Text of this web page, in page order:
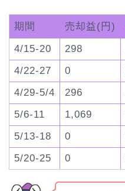
期間 売却益(円)
4/15-20
298
4/22-27
0
4/29-5/4
296
5/6-11
1,069
5/13-18
0
5/20-25
0